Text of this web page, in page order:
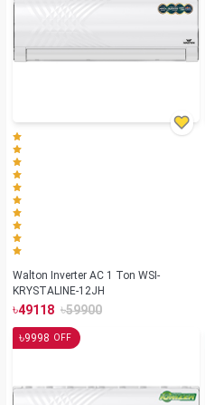
Walton Inverter AC 1 Ton WSI-
KRYSTALINE-12JH
৳49118 ৳59900
৳9998 OFF